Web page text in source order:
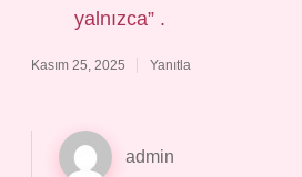
yalnızca” .
Kasım 25, 2025 Yanıtla
admin